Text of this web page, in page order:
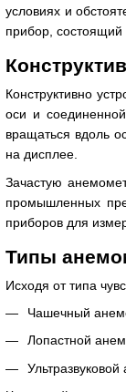
условиях и
прибор, состоящий
Конструктивно
оси и
вращаться вдоль
на дисплее.
Зачастую
промышленных
приборов для
Типы
Исходя от типа
Чашечный
Лопастной